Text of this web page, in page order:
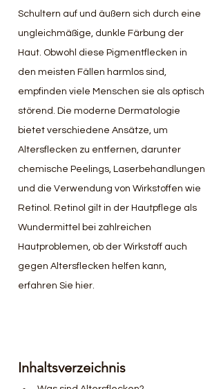
Schultern auf und äußern sich durch eine
ungleichmäßige, dunkle Färbung der
Haut. Obwohl diese Pigmentflecken in
den meisten Fällen harmlos sind,
empfinden viele Menschen sie als optisch
störend. Die moderne Dermatologie
bietet verschiedene Ansätze, um
Altersflecken zu entfernen, darunter
chemische Peelings, Laserbehandlungen
und die Verwendung von Wirkstoffen wie
Retinol. Retinol gilt in der Hautpflege als
Wundermittel bei zahlreichen
Hautproblemen, ob der Wirkstoff auch
gegen Altersflecken helfen kann,
erfahren Sie hier.
Inhaltsverzeichnis